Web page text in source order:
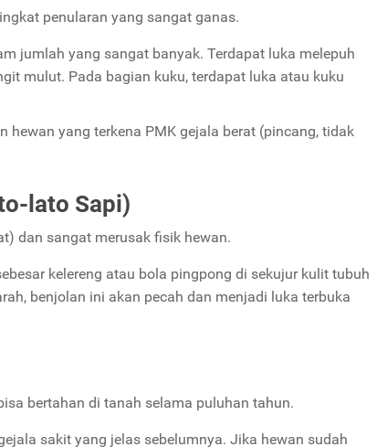
penularan yang sangat ganas.
jumlah yang sangat banyak. Terdapat luka melepuh
mulut. Pada bagian kuku, terdapat luka atau kuku
hewan yang terkena PMK gejala berat (pincang, tidak
lato Sapi)
dan sangat merusak fisik hewan.
kelereng atau bola pingpong di sekujur kulit tubuh
benjolan ini akan pecah dan menjadi luka terbuka
bertahan di tanah selama puluhan tahun.
sakit yang jelas sebelumnya. Jika hewan sudah